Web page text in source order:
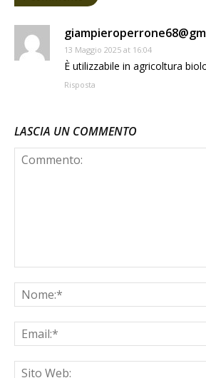
13 Maggio 2025 at 16:04
È utilizzabile in agricoltura
Risposta
LASCIA UN COMMENTO